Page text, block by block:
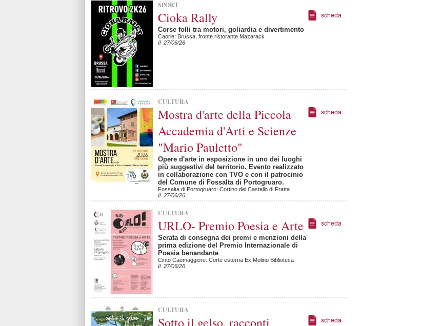
SPORT
Cioka Rally
Corse folli tra motori, goliardia e divertimento
Caorle: Brussa, fronte ristorante Mazarack
Il 27/06/26
CULTURA
Mostra d'arte della Piccola
Accademia d'Arti e Scienze
"Mario Pauletto"
Opere d'arte in esposizione in uno dei luoghi
più suggestivi del territorio. Evento realizzato
in collaborazione con TVO e con il patrocinio
del Comune di Fossalta di Portogruaro.
Fossalta di Portogruaro: Cortino del Castello di Fratta
Il 27/06/26
CULTURA
URLO- Premio Poesia e Arte
Serata di consegna dei premi e menzioni della
prima edizione del Premio Internazionale di
Poesia benandante
Cinto Caomaggiore: Corte esterna Ex Molino Biblioteca
Il 27/06/26
CULTURA
Sotto il gelso, racconti